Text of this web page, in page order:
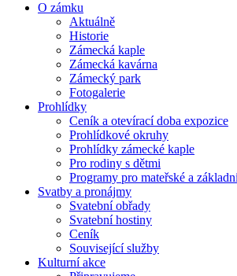
O zámku
Aktuálně
Historie
Zámecká kaple
Zámecká kavárna
Zámecký park
Fotogalerie
Prohlídky
Ceník a otevírací doba expozice
Prohlídkové okruhy
Prohlídky zámecké kaple
Pro rodiny s dětmi
Programy pro mateřské a
Svatby a pronájmy
Svatební obřady
Svatební hostiny
Ceník
Související služby
Kulturní akce